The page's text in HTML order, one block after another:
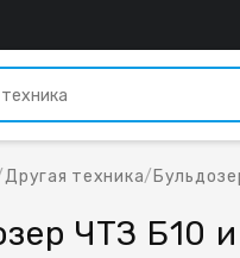
Другая техника/
ЧТЗ Б10